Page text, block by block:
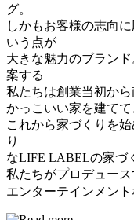
グ。
しかもお客様の志向に
いう点が
大きな魅力のブラン
案する
私たちは創業当初か
かっこいい家を建てて
これから家づくりを始
り
なLIFE LABELの家づ
私たちがプロデュー
エンターテインメン